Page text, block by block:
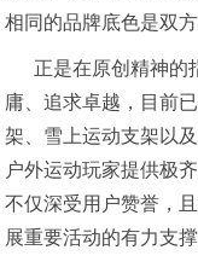
相同的品牌底色是双
正是在原创精神的
庸、追求卓越，目前
架、雪上运动支架以
户外运动玩家提供极
不仅深受用户赞誉，
展重要活动的有力支撑